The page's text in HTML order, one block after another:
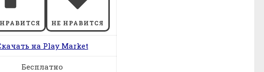
НЕ НРАВИТСЯ
на Play Market
Бесплатно